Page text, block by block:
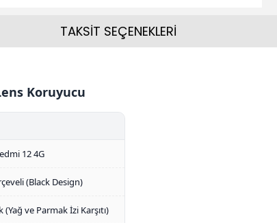
Koruyucu
12 4G
(Black Design)
ve Parmak İzi Karşıtı)
TAKSİT SEÇENEKLERİ